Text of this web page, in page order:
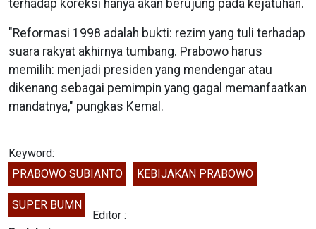
terhadap koreksi hanya akan berujung pada kejatuhan.
"Reformasi 1998 adalah bukti: rezim yang tuli terhadap
suara rakyat akhirnya tumbang. Prabowo harus
memilih: menjadi presiden yang mendengar atau
dikenang sebagai pemimpin yang gagal memanfaatkan
mandatnya," pungkas Kemal.
Keyword:
PRABOWO SUBIANTO
KEBIJAKAN PRABOWO
SUPER BUMN
Editor :